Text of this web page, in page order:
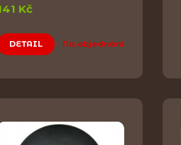
Kč
DETAIL Na objednání